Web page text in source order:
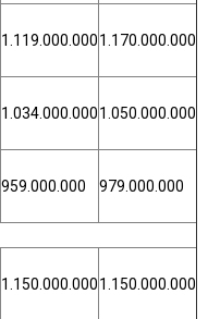
1.119.000.0001.170.000.000
1.034.000.0001.050.000.000
959.000.000 979.000.000
1.150.000.0001.150.000.000